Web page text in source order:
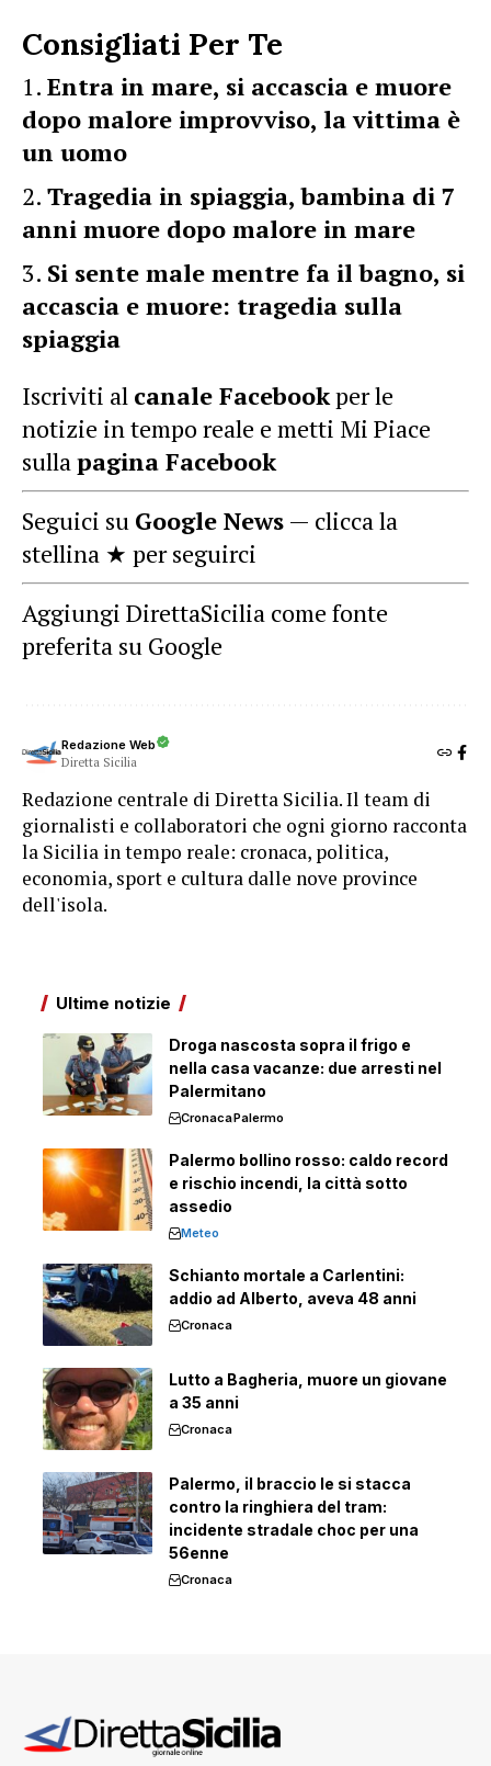
Consigliati Per Te
Entra in mare, si accascia e muore
dopo malore improvviso, la vittima è
un uomo
Tragedia in spiaggia, bambina di 7
anni muore dopo malore in mare
Si sente male mentre fa il bagno, si
accascia e muore: tragedia sulla
spiaggia
Iscriviti al canale Facebookper le
notizie in tempo reale e metti Mi Piace
sullapagina Facebook
Seguici su Google News — clicca la
stellina ★ per seguirci
Aggiungi DirettaSicilia come fonte
preferita su Google
Redazione Web
Diretta Sicilia
Redazione centrale di Diretta Sicilia. Il team di
giornalisti e collaboratori che ogni giorno racconta
la Sicilia in tempo reale: cronaca, politica,
economia, sport e cultura dalle nove province
dell'isola.
Ultime notizie
Droga nascosta sopra il frigo e
nella casa vacanze: due arresti nel
Palermitano
CronacaPalermo
Palermo bollino rosso: caldo record
e rischio incendi, la città sotto
assedio
Meteo
Schianto mortale a Carlentini:
addio ad Alberto, aveva 48 anni
Cronaca
Lutto a Bagheria, muore un giovane
a 35 anni
Cronaca
Palermo, il braccio le si stacca
contro la ringhiera del tram:
incidente stradale choc per una
56enne
Cronaca